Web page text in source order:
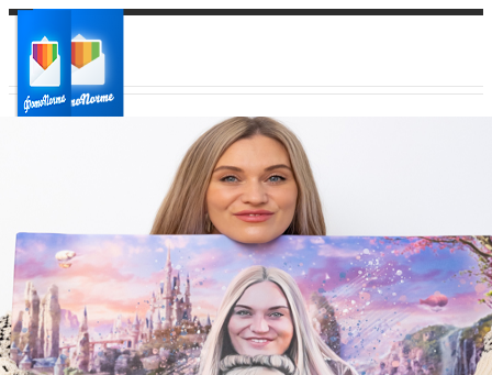
Ваш регион доставки
Выберите из списка: